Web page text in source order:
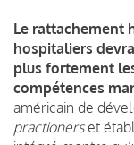
Le rattachement
hospitaliers
plus fortement
compétences
américain de
practionerset